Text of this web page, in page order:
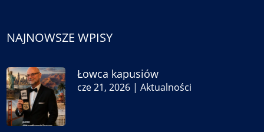
NAJNOWSZE WPISY
Łowca kapusiów
cze 21, 2026 |Aktualności